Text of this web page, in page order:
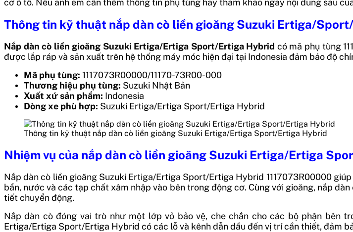
cơ ô tô. Nếu anh em cần thêm thông tin phụ tùng hãy tham khảo ngay nội dung sau
Thông tin kỹ thuật nắp dàn cò liền gioăng Suzuki Ertiga/
Nắp dàn cò liền gioăng Suzuki Ertiga/Ertiga Sport/Ertiga Hybrid có mã phụ tùng
được lắp ráp và sản xuất trên hệ thống máy móc hiện đại tại Indonesia đảm bảo độ
Mã phụ tùng: 1117073R00000/11170-73R00-000
Thương hiệu phụ tùng: Suzuki Nhật Bản
Xuất xứ sản phẩm: Indonesia
Dòng xe phù hợp: Suzuki Ertiga/Ertiga Sport/Ertiga Hybrid
Thông tin kỹ thuật nắp dàn cò liền gioăng Suzuki Ertiga/Ertiga Sport/Ertiga Hybrid
Nhiệm vụ của nắp dàn cò liền gioăng Suzuki Ertiga/Ertiga
Nắp dàn cò liền gioăng Suzuki Ertiga/Ertiga Sport/Ertiga Hybrid 1117073R00000
bẩn, nước và các tạp chất xâm nhập vào bên trong động cơ. Cùng với gioăng, nắp
tiết chuyển động.
Nắp dàn cò đóng vai trò như một lớp vỏ bảo vệ, che chắn cho các bộ phận bên
Ertiga/Ertiga Sport/Ertiga Hybrid có các lỗ và kênh dẫn dầu đến vị trí cần thiết, đảm